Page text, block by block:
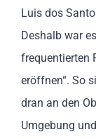
Luis dos
Deshalb war
frequentierten
eröffnen“. So
dran an den
Umgebung